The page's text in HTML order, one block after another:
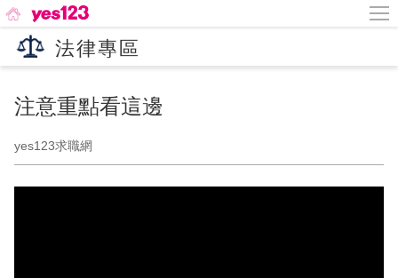
法律專區
注意重點看這邊
yes123求職網